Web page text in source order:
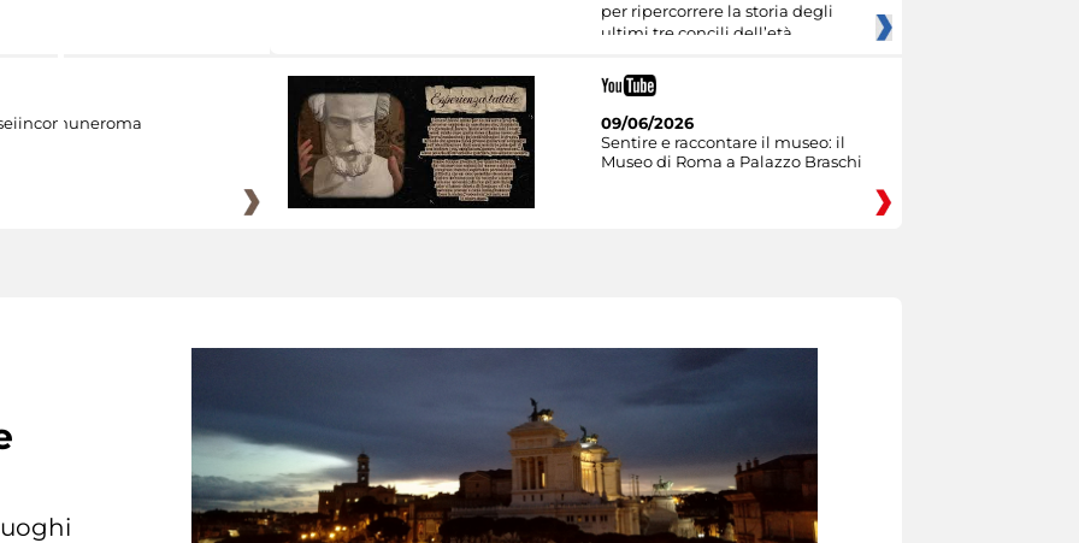
per ripercorrere la storia degli
ultimi tre concili dell’età
09/06/2026
Sentire e raccontare il museo: il
Museo di Roma a Palazzo Braschi